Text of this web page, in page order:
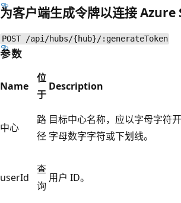
为客户端生成令牌以连接 Azure
POST /api/hubs/{hub}/:generateToken
参数
Name
位
于
Description
中心
路
径
目标中心名称，应以字母字符
字母数字字符或下划线。
userId
查
询
用户 ID。